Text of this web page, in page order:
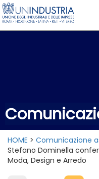
HOME > Comunicazione
Stefano Dominella
Moda, Design e Arredo